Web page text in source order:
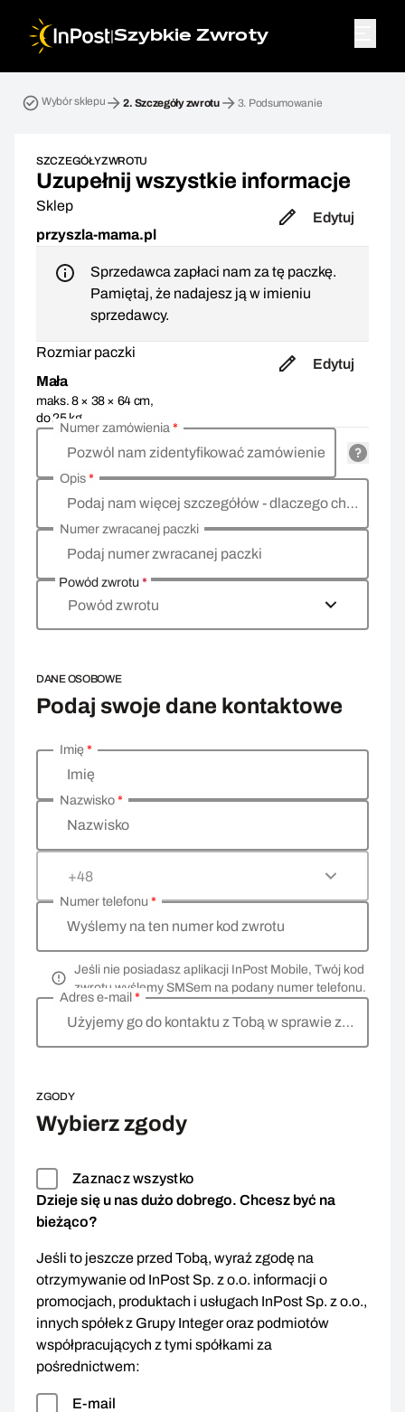
|Szybkie Zwroty
Wybór sklepu 2. Szczegóły zwrotu 3. Podsumowanie
SZCZEGÓŁY ZWROTU
Uzupełnij wszystkie informacje
Sklep
przyszla-mama.pl
Edytuj
Sprzedawca zapłaci nam za tę paczkę.
Pamiętaj, że nadajesz ją w imieniu
sprzedawcy.
Rozmiar paczki
Mała
maks. 8 × 38 × 64 cm,
do 25 kg
Edytuj
Pozwól nam zidentyfikować zamówienie
Numer zamówienia*
Podaj nam więcej szczegółów - dlaczego chcesz zwrócić towar, co jest powodem?
Opis*
Podaj numer zwracanej paczki
Numer zwracanej paczki
Powód zwrotu*
Powód zwrotu
DANE OSOBOWE
Podaj swoje dane kontaktowe
Wprowadź swoje dane osobowe
Imię
Imię*
Nazwisko
Nazwisko*
+48
Wyślemy na ten numer kod zwrotu
Numer telefonu *
Jeśli nie posiadasz aplikacji InPost Mobile, Twój kod
zwrotu wyślemy SMSem na podany numer telefonu.
Użyjemy go do kontaktu z Tobą w sprawie zwrotu
Adres e-mail *
ZGODY
Wybierz zgody
Zaznacz wszystko
Dzieje się u nas dużo dobrego. Chcesz być na
bieżąco?
Jeśli to jeszcze przed Tobą, wyraź zgodę na
otrzymywanie od InPost Sp. z o.o. informacji o
promocjach, produktach i usługach InPost Sp. z o.o.,
innych spółek z Grupy Integer oraz podmiotów
współpracujących z tymi spółkami za
pośrednictwem:
E-mail